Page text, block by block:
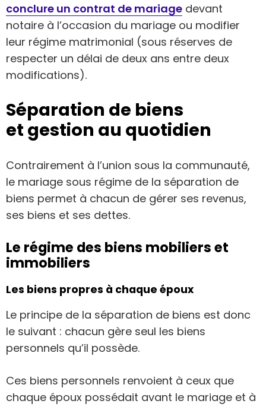
conclure un contrat de mariage devant
notaire à l’occasion du mariage ou modifier
leur régime matrimonial (sous réserves de
respecter un délai de deux ans entre deux
modifications).
Séparation de biens
et gestion au quotidien
Contrairement à l’union sous la communauté,
le mariage sous régime de la séparation de
biens permet à chacun de gérer ses revenus,
ses biens et ses dettes.
Le régime des biens mobiliers et
immobiliers
Les biens propres à chaque époux
Le principe de la séparation de biens est donc
le suivant : chacun gère seul les biens
personnels qu’il possède.
Ces biens personnels renvoient à ceux que
chaque époux possédait avant le mariage et à